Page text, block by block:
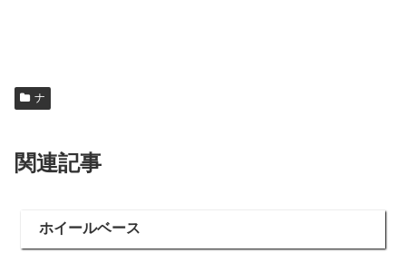
ナ
関連記事
ホイールベース